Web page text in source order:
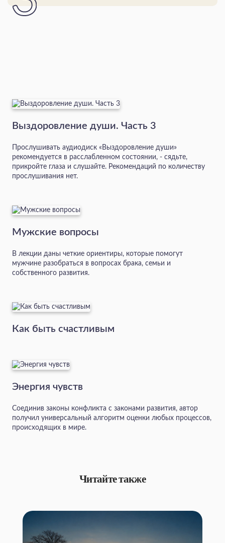
Выздоровление души. Часть 3
Прослушивать аудиодиск «Выздоровление души»
рекомендуется в расслабленном состоянии, - сядьте,
прикройте глаза и слушайте. Рекомендаций по количеству
прослушивания нет.
Мужские вопросы
В лекции даны четкие ориентиры, которые помогут
мужчине разобраться в вопросах брака, семьи и
собственного развития.
Как быть счастливым
Энергия чувств
Соединив законы конфликта с законами развития, автор
получил универсальный алгоритм оценки любых процессов,
происходящих в мире.
Читайте также